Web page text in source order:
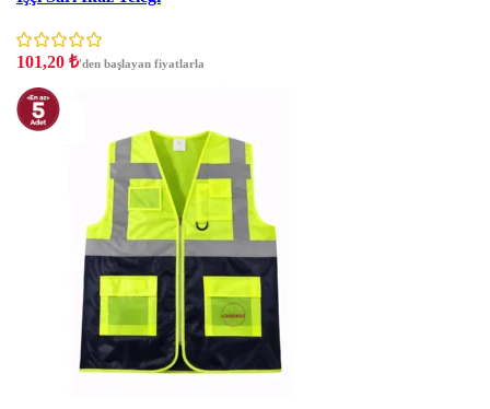
101,20 ₺'den başlayan fiyatlarla